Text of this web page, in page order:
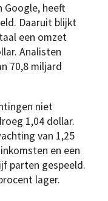
Google, heeft
Daaruit blijkt
een omzet
Analisten
70,8 miljard
niet
1,04 dollar.
van 1,25
en een
parten gespeeld.
lager.